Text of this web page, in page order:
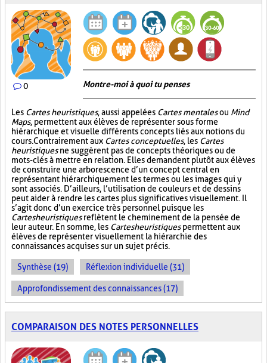
0 Montre-moi à quoi tu penses
Les Cartes heuristiques, aussi appelées Cartes mentalesou Mind
Maps, permettent aux élèves de représenter sous forme
hiérarchique et visuelle différents concepts liés aux notions du
cours. Contrairement aux Cartes conceptuelles, les Cartes
heuristiquesne suggèrent pas de concepts théoriques ou de
mots-clés à mettre en relation. Elles demandent plutôt aux élèves
de construire une arborescence d’un concept central en
représentant hiérarchiquement les termes ou les images qui y
sont associés. D’ailleurs, l’utilisation de couleurs et de dessins
peut aider à rendre les cartes plus significatives visuellement. Il
s’agit donc d’un exercice très personnel puisque les
Cartes heuristiquesreflètent le cheminement de la pensée de
leur auteur. En somme, les Cartes heuristiquespermettent aux
élèves de représenter visuellement la hiérarchie des
connaissances acquises sur un sujet précis.
Synthèse (19) Réflexion individuelle (31)
Approfondissement des connaissances (17)
COMPARAISON DES NOTES PERSONNELLES